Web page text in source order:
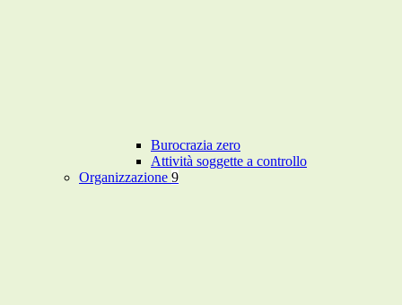
Burocrazia zero
Attività soggette a controllo
Organizzazione 9